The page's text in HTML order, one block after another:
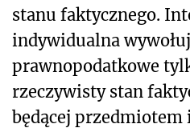
stanu faktycznego.
indywidualna
prawnopodatkowe
rzeczywisty stan
będącej